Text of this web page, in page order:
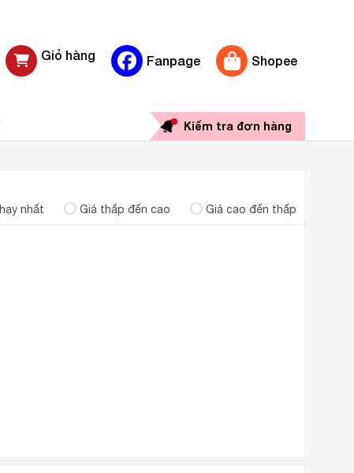
Giỏ hàng Fanpage Shopee
Kiểm tra đơn hàng
nhất Giá thấp đến cao Giá cao đến thấp